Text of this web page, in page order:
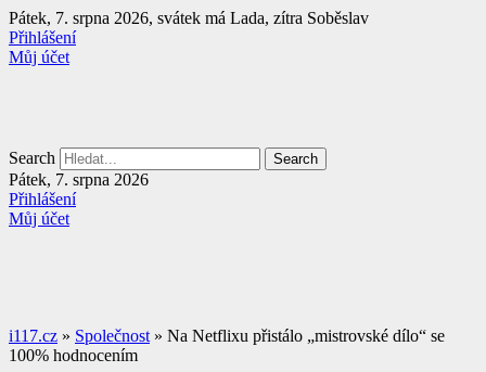
Přejít
k
obsahu
Pátek, 7. srpna 2026, svátek má Lada, zítra Soběslav
Přihlášení
Můj účet
Search Search
Pátek, 7. srpna 2026
Přihlášení
Můj účet
i117.cz » Společnost » Na Netflixu přistálo „mistrovské dílo“ se
100% hodnocením